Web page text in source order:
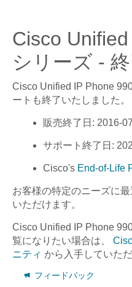
Cisco
シリーズ -
Cisco Unified IP Phone
ートも終了いたしました。
販売終了日 : 2016-
サポート終了日 :
Cisco's End-of-Life
お客様の特定のニーズに最
いただけます。
Cisco Unified IP Phone
覧になりたい場合は、
ニティ から入手していただ
フィードバック